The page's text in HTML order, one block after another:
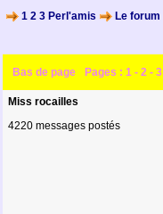
1 2 3 Perl'amis Le forum
Bas de page Pages : 1 - 2 - 3
Miss rocailles
4220 messages postés